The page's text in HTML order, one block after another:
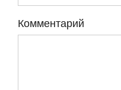
Комментарий